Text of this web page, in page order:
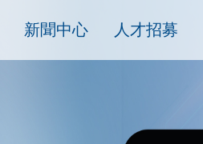
新聞中心 人才招募